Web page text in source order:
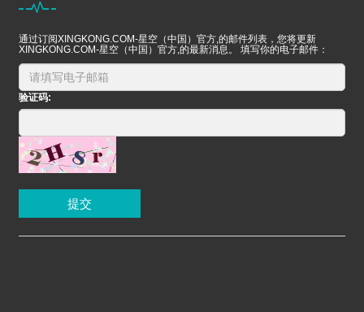
通过订阅XINGKONG.COM-星空（中国）官方,的邮件列表，您将更新
XINGKONG.COM-星空（中国）官方,的最新消息。 填写你的电子邮件：
验证码:
提交